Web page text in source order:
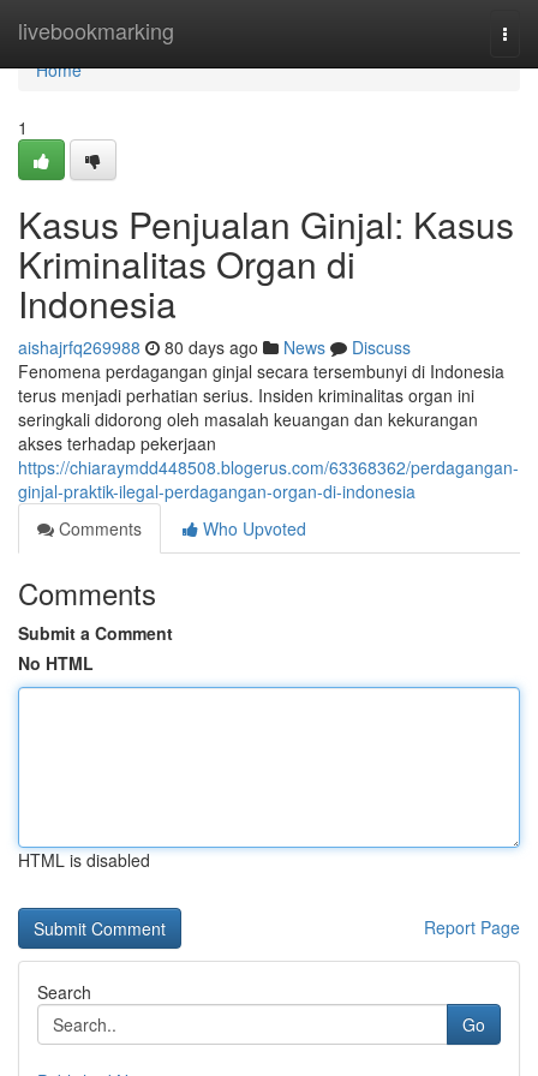
livebookmarking
Home
Home
1
Kasus Penjualan Ginjal: Kasus
Kriminalitas Organ di
Indonesia
aishajrfq269988 80 days ago News
Discuss
Fenomena perdagangan ginjal secara tersembunyi di Indonesia
terus menjadi perhatian serius. Insiden kriminalitas organ ini
seringkali didorong oleh masalah keuangan dan kekurangan
akses terhadap pekerjaan
https://chiaraymdd448508.blogerus.com/63368362/perdagangan-
ginjal-praktik-ilegal-perdagangan-organ-di-indonesia
Comments
Who Upvoted
Comments
Submit a Comment
No HTML
HTML is disabled
Report Page
Search
Go